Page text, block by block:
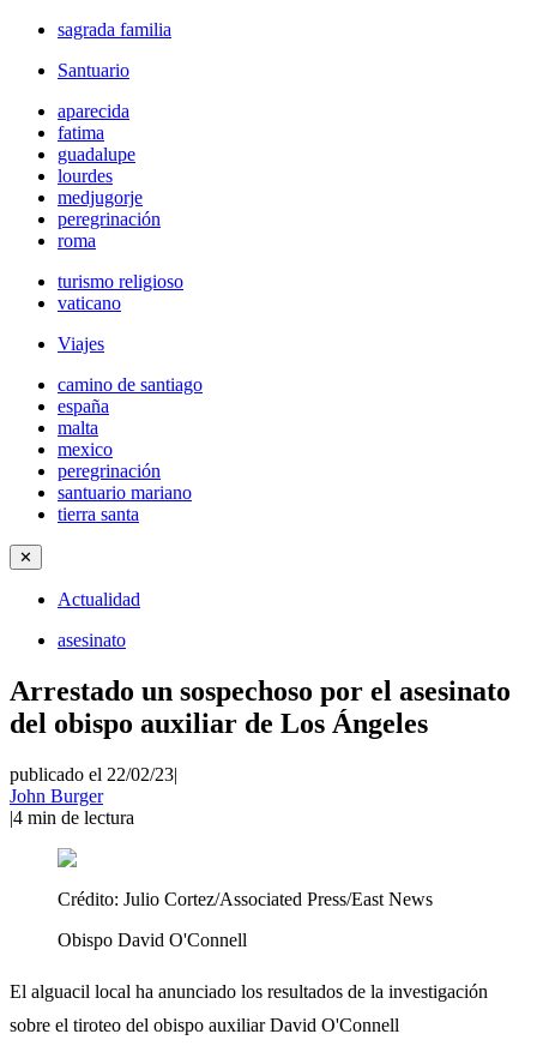
sagrada familia
Santuario
aparecida
fatima
guadalupe
lourdes
medjugorje
peregrinación
roma
turismo religioso
vaticano
Viajes
camino de santiago
españa
malta
mexico
peregrinación
santuario mariano
tierra santa
✕
Actualidad
asesinato
Arrestado un sospechoso por el asesinato
del obispo auxiliar de Los Ángeles
publicado el 22/02/23|
John Burger
|4 min de lectura
Crédito: Julio Cortez/Associated Press/East News
Obispo David O'Connell
El alguacil local ha anunciado los resultados de la investigación
sobre el tiroteo del obispo auxiliar David O'Connell